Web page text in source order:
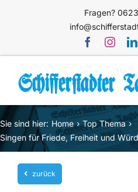
Fragen?
Home
Themen
Blog
Unternehmen
Sie sind hier: Home
Top Thema
Singen für Friede, Freiheit und
zurück